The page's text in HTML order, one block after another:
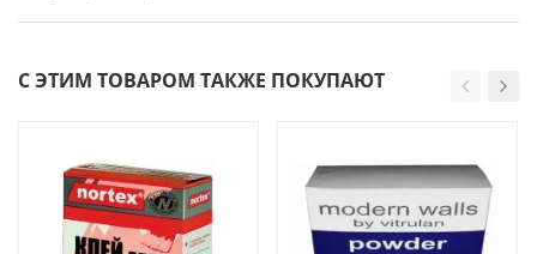
С ЭТИМ ТОВАРОМ ТАКЖЕ ПОКУПАЮТ